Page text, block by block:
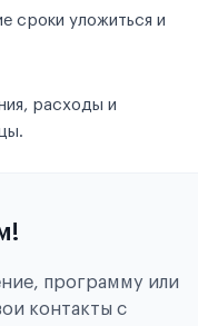
сроки уложиться и
расходы и
программу или
контакты с